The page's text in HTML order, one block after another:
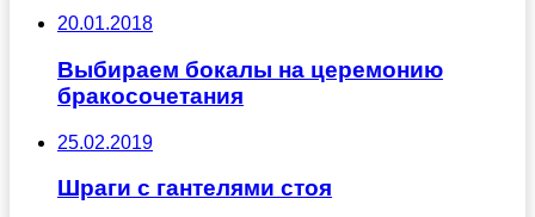
20.01.2018
Выбираем бокалы на церемонию
бракосочетания
25.02.2019
Шраги с гантелями стоя